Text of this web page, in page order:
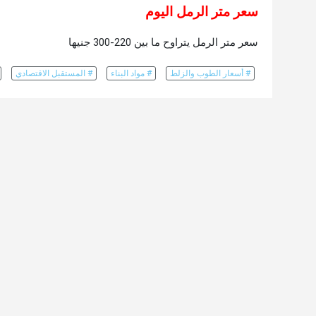
سعر متر الرمل اليوم
سعر متر الرمل يتراوح ما بين 220-300 جنيها
# أسعار الطوب والزلط # مواد البناء # المستقبل الاقتصادي